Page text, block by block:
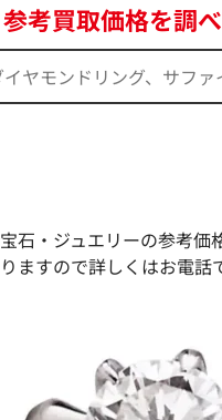
参考買取価格を調
宝石・ジュエリーの参考価
りますので詳しくはお電話